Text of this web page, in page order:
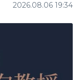
2026.08.06 19:34